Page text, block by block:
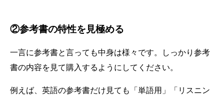
②参考書の特性を見極める
一言に参考書と言っても中身は様々です。しっかり参考
書の内容を見て購入するようにしてください。
例えば、英語の参考書だけ見ても「単語用」「リスニン